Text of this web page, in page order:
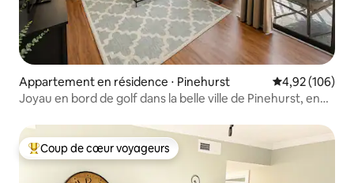
Appartement en résidence ⋅ Pinehurst Évaluation
4,92 (106)
Joyau en bord de golf dans la belle ville de Pinehurst, en
Coups de cœur voyageurs les plus appréciés
Coup de cœur voyageurs